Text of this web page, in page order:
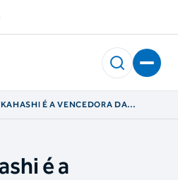
É A VENCEDORA DA
é a